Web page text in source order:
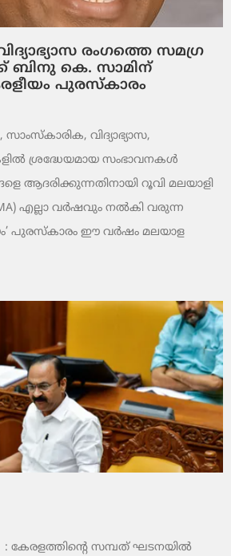
രംഗത്തെ സമഗ്ര
ബിനു കെ. സാമിന്
പുരസ്‌കാരം
വിദ്യാഭ്യാസ,
ശ്രദ്ധേയമായ സംഭാവനകൾ
ആദരിക്കുന്നതിനായി റൂവി മലയാളി
എല്ലാ വർഷവും നൽകി വരുന്ന
പുരസ്‌കാരം ഈ വർഷം മലയാള
കേരളത്തിന്റെ സമ്പത് ഘടനയിൽ